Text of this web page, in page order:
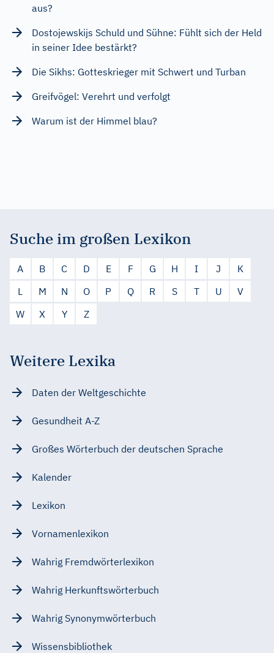
aus?
Dostojewskijs Schuld und Sühne: Fühlt sich der Held
in seiner Idee bestärkt?
Die Sikhs: Gotteskrieger mit Schwert und Turban
Greifvögel: Verehrt und verfolgt
Warum ist der Himmel blau?
Suche im großen Lexikon
A B C D E F G H I J
K
L
M N O P Q R S T U
V
W
X Y Z
Weitere Lexika
Daten der Weltgeschichte
Gesundheit A-Z
Großes Wörterbuch der deutschen Sprache
Kalender
Lexikon
Vornamenlexikon
Wahrig Fremdwörterlexikon
Wahrig Herkunftswörterbuch
Wahrig Synonymwörterbuch
Wissensbibliothek